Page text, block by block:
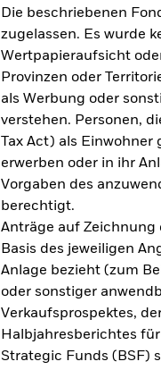
Die beschriebenen
zugelassen. Es wurde
Wertpapieraufsicht
Provinzen oder
als Werbung oder
verstehen. Personen,
Tax Act) als
erwerben oder in ihr
Vorgaben des
berechtigt.
Anträge auf Zeichnung
Basis des jeweiligen
Anlage bezieht (zum
oder sonstiger
Verkaufsprospektes,
Halbjahresberichtes
Strategic Funds (BSF)